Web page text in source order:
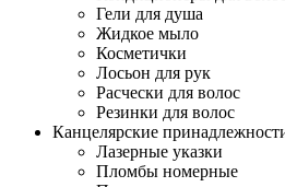
Гели для душа
Жидкое мыло
Косметички
Лосьон для рук
Расчески для волос
Резинки для волос
Канцелярские
Лазерные указки
Пломбы номерные